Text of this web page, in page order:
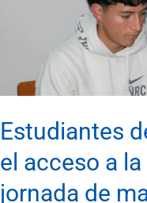
Estudiantes
el acceso a
jornada de
tecnología
con
de
mantenimiento